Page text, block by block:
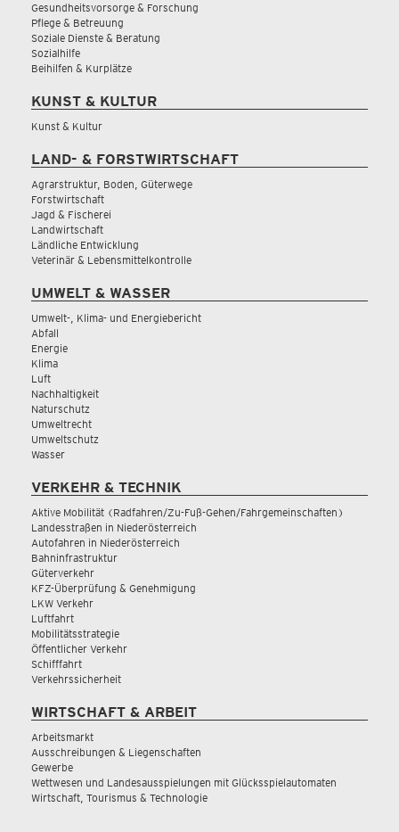
Gesundheitsvorsorge & Forschung
Pflege & Betreuung
Soziale Dienste & Beratung
Sozialhilfe
Beihilfen & Kurplätze
KUNST & KULTUR
Kunst & Kultur
LAND- & FORSTWIRTSCHAFT
Agrarstruktur, Boden, Güterwege
Forstwirtschaft
Jagd & Fischerei
Landwirtschaft
Ländliche Entwicklung
Veterinär & Lebensmittelkontrolle
UMWELT & WASSER
Umwelt-, Klima- und Energiebericht
Abfall
Energie
Klima
Luft
Nachhaltigkeit
Naturschutz
Umweltrecht
Umweltschutz
Wasser
VERKEHR & TECHNIK
Aktive Mobilität (Radfahren/Zu-Fuß-Gehen/Fahrgemeinschaften)
Landesstraßen in Niederösterreich
Autofahren in Niederösterreich
Bahninfrastruktur
Güterverkehr
KFZ-Überprüfung & Genehmigung
LKW Verkehr
Luftfahrt
Mobilitätsstrategie
Öffentlicher Verkehr
Schifffahrt
Verkehrssicherheit
WIRTSCHAFT & ARBEIT
Arbeitsmarkt
Ausschreibungen & Liegenschaften
Gewerbe
Wettwesen und Landesausspielungen mit Glücksspielautomaten
Wirtschaft, Tourismus & Technologie